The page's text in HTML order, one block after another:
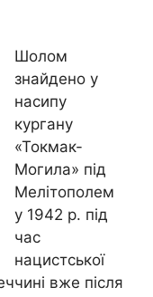
Шолом
знайдено у
насипу
кургану
«Токмак-
Могила» під
Мелітополем
у 1942 р. під
час
нацистської
вже після